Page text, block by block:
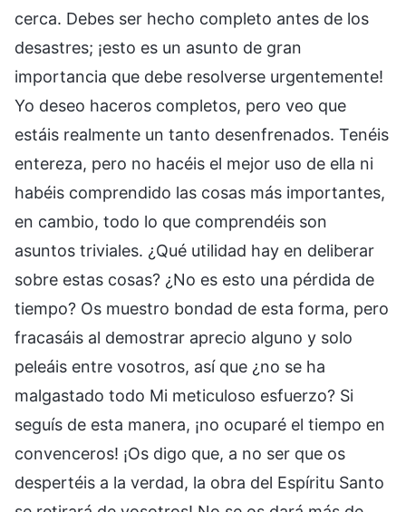
cerca. Debes ser hecho completo antes de los
desastres; ¡esto es un asunto de gran
importancia que debe resolverse urgentemente!
Yo deseo haceros completos, pero veo que
estáis realmente un tanto desenfrenados. Tenéis
entereza, pero no hacéis el mejor uso de ella ni
habéis comprendido las cosas más importantes,
en cambio, todo lo que comprendéis son
asuntos triviales. ¿Qué utilidad hay en deliberar
sobre estas cosas? ¿No es esto una pérdida de
tiempo? Os muestro bondad de esta forma, pero
fracasáis al demostrar aprecio alguno y solo
peleáis entre vosotros, así que ¿no se ha
malgastado todo Mi meticuloso esfuerzo? Si
seguís de esta manera, ¡no ocuparé el tiempo en
convenceros! ¡Os digo que, a no ser que os
despertéis a la verdad, la obra del Espíritu Santo